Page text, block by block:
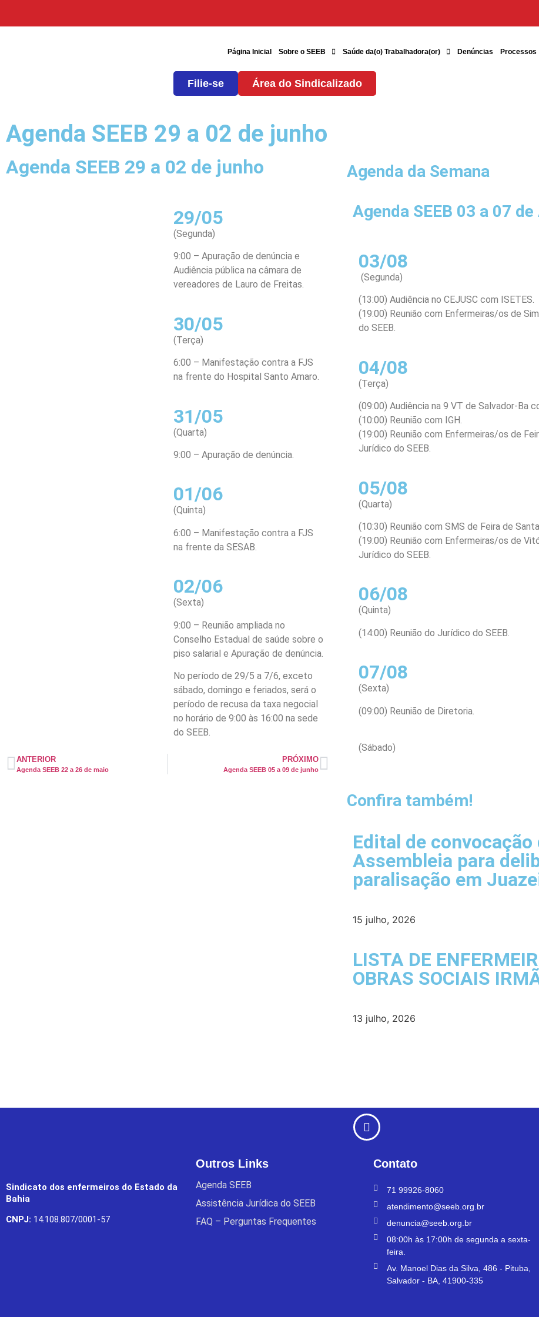
Página Inicial Sobre o SEEB Saúde da(o) Trabalhadora(or) Denúncias Processos
Filie-se Área do Sindicalizado
Agenda SEEB 29 a 02 de junho
Agenda SEEB 29 a 02 de junho
29/05
(Segunda)
9:00 – Apuração de denúncia e
Audiência pública na câmara de
vereadores de Lauro de Freitas.
30/05
(Terça)
6:00 – Manifestação contra a FJS
na frente do Hospital Santo Amaro.
31/05
(Quarta)
9:00 – Apuração de denúncia.
01/06
(Quinta)
6:00 – Manifestação contra a FJS
na frente da SESAB.
02/06
(Sexta)
9:00 – Reunião ampliada no
Conselho Estadual de saúde sobre o
piso salarial e Apuração de denúncia.
No período de 29/5 a 7/6, exceto
sábado, domingo e feriados, será o
período de recusa da taxa negocial
no horário de 9:00 às 16:00 na sede
do SEEB.
ANTERIOR
Agenda SEEB 22 a 26 de maio
PRÓXIMO
Agenda SEEB 05 a 09 de junho
Agenda da Semana
Agenda SEEB 03 a 07
03/08
(Segunda)
(13:00) Audiência no CEJUSC com ISETES.
(19:00) Reunião com Enfermeiras/os de
do SEEB.
04/08
(Terça)
(09:00) Audiência na 9 VT de Salvador-Ba
(10:00) Reunião com IGH.
(19:00) Reunião com Enfermeiras/os de
Jurídico do SEEB.
05/08
(Quarta)
(10:30) Reunião com SMS de Feira de
(19:00) Reunião com Enfermeiras/os de
Jurídico do SEEB.
06/08
(Quinta)
(14:00) Reunião do Jurídico do SEEB.
07/08
(Sexta)
(09:00) Reunião de Diretoria.
(Sábado)
Confira também!
Edital de convocação
Assembleia para
paralisação em
15 julho, 2026
LISTA DE
OBRAS SOCIAIS
13 julho, 2026
Sindicato dos enfermeiros do Estado da
Bahia
CNPJ: 14.108.807/0001-57
Outros Links
Agenda SEEB
Assistência Jurídica do SEEB
FAQ – Perguntas Frequentes
Contato
71 99926-8060
atendimento@seeb.org.br
denuncia@seeb.org.br
08:00h às 17:00h de segunda a sexta-
feira.
Av. Manoel Dias da Silva, 486 - Pituba,
Salvador - BA, 41900-335